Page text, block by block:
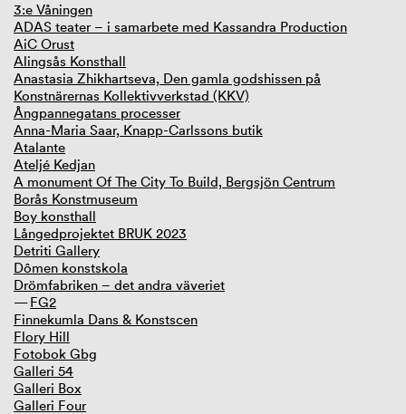
3:e Våningen
ADAS teater – i samarbete med Kassandra Production
AiC Orust
Alingsås Konsthall
Anastasia Zhikhartseva, Den gamla godshissen på
Konstnärernas Kollektivverkstad (KKV)
Ångpannegatans processer
Anna-Maria Saar, Knapp-Carlssons butik
Atalante
Ateljé Kedjan
A monument Of The City To Build, Bergsjön Centrum
Borås Konstmuseum
Boy konsthall
Långedprojektet BRUK 2023
Detriti Gallery
Dômen konstskola
Drömfabriken – det andra väveriet
FG2
Finnekumla Dans & Konstscen
Flory Hill
Fotobok Gbg
Galleri 54
Galleri Box
Galleri Four